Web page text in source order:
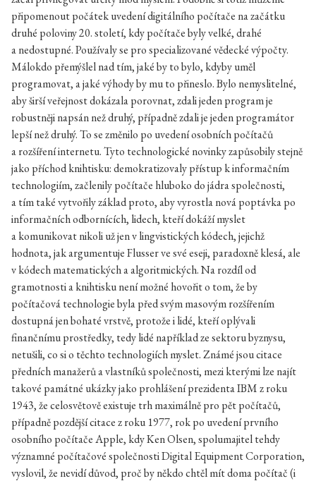
připomenout počátek uvedení digitálního počítače na začátku
druhé poloviny 20. století, kdy počítače byly velké, drahé
a nedostupné. Používaly se pro specializované vědecké výpočty.
Málokdo přemýšlel nad tím, jaké by to bylo, kdyby uměl
programovat, a jaké výhody by mu to přineslo. Bylo nemyslitelné,
aby širší veřejnost dokázala porovnat, zdali jeden program je
robustněji napsán než druhý, případně zdali je jeden programátor
lepší než druhý. To se změnilo po uvedení osobních počítačů
a rozšíření internetu. Tyto technologické novinky zapůsobily stejně
jako příchod knihtisku: demokratizovaly přístup k informačním
technologiím, začlenily počítače hluboko do jádra společnosti,
a tím také vytvořily základ proto, aby vyrostla nová poptávka po
informačních odbornících, lidech, kteří dokáží myslet
a komunikovat nikoli už jen v lingvistických kódech, jejichž
hodnota, jak argumentuje Flusser ve své eseji, paradoxně klesá, ale
v kódech matematických a algoritmických. Na rozdíl od
gramotnosti a knihtisku není možné hovořit o tom, že by
počítačová technologie byla před svým masovým rozšířením
dostupná jen bohaté vrstvě, protože i lidé, kteří oplývali
finančnímu prostředky, tedy lidé například ze sektoru byznysu,
netušili, co si o těchto technologiích myslet. Známé jsou citace
předních manažerů a vlastníků společnosti, mezi kterými lze najít
takové památné ukázky jako prohlášení prezidenta IBM z roku
1943, že celosvětově existuje trh maximálně pro pět počítačů,
případně pozdější citace z roku 1977, rok po uvedení prvního
osobního počítače Apple, kdy Ken Olsen, spolumajitel tehdy
významné počítačové společnosti Digital Equipment Corporation,
vyslovil, že nevidí důvod, proč by někdo chtěl mít doma počítač (i